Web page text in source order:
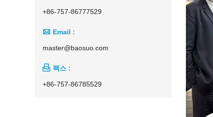
+86-757-86777529
 Email :
master@baosuo.com
 팩스 :
+86-757-86785529